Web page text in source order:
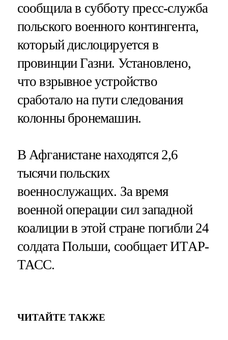
сообщила в субботу пресс-служба
польского военного контингента,
который дислоцируется в
провинции Газни. Установлено,
что взрывное устройство
сработало на пути следования
колонны бронемашин.
В Афганистане находятся 2,6
тысячи польских
военнослужащих. За время
военной операции сил западной
коалиции в этой стране погибли 24
солдата Польши, сообщает ИТАР-
ТАСС.
ЧИТАЙТЕ ТАКЖЕ